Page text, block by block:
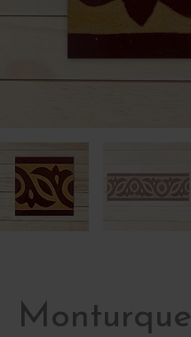
Monturque